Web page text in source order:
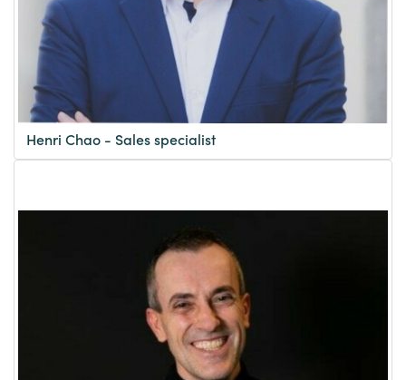
Henri Chao - Sales specialist